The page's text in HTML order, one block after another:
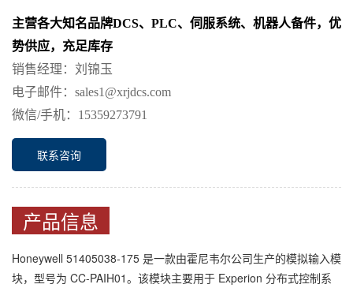
主营各大知名品牌DCS、PLC、伺服系统、机器人备件，优
势供应，充足库存
销售经理：刘锦玉
电子邮件： sales1@xrjdcs.com
微信/手机：15359273791
联系咨询
产品信息
Honeywell 51405038-175 是一款由霍尼韦尔公司生产的模拟输入模
块，型号为 CC-PAIH01。该模块主要用于 Experion 分布式控制系